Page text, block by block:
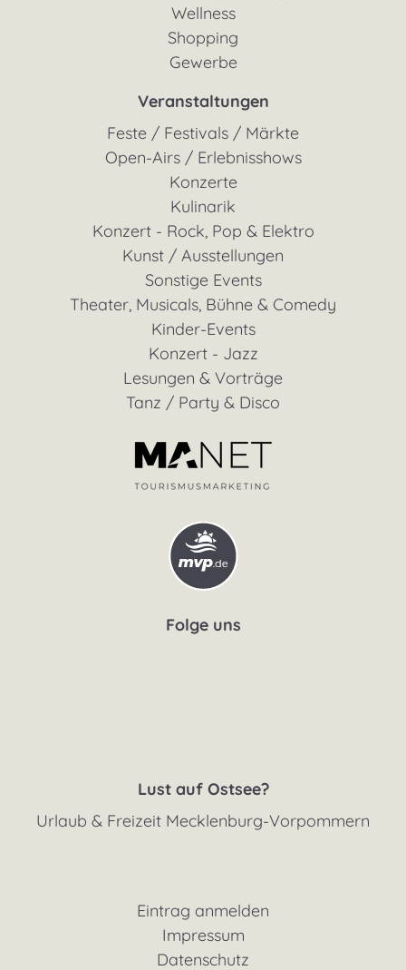
Wellness
Shopping
Gewerbe
Veranstaltungen
Feste / Festivals / Märkte
Open-Airs / Erlebnisshows
Konzerte
Kulinarik
Konzert - Rock, Pop & Elektro
Kunst / Ausstellungen
Sonstige Events
Theater, Musicals, Bühne & Comedy
Kinder-Events
Konzert - Jazz
Lesungen & Vorträge
Tanz / Party & Disco
Folge uns
Lust auf Ostsee?
Urlaub & Freizeit Mecklenburg-Vorpommern
Eintrag anmelden
Impressum
Datenschutz